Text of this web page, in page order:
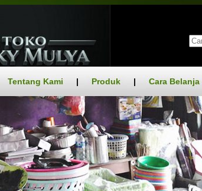
Tentang Kami | Produk | Cara Belanja